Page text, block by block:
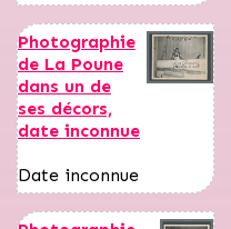
Photographie
de La Poune
dans un de
ses décors,
date inconnue
Date inconnue